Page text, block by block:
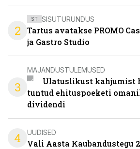
2
ST SISUTURUNDUS
Tartus avatakse PROMO
ja Gastro Studio
3
MAJANDUSTULEMUSED
Ulatuslikust kahjumist
tuntud ehituspoeketi
dividendi
4 UUDISED
Vali Aasta Kaubandustegu